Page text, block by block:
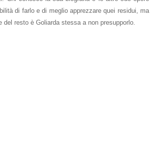
di farlo e di meglio apprezzare quei residui, ma
del resto è Goliarda stessa a non presupporlo.